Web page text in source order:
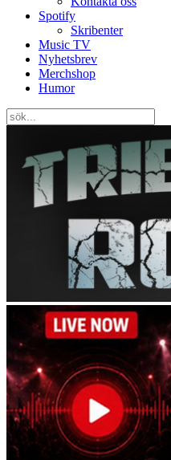
Spotify
Skribenter
Music TV
Nyhetsbrev
Merchshop
Humor